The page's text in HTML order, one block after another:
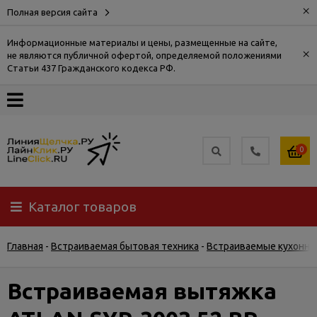
Полная версия сайта ×
Информационные материалы и цены, размещенные на сайте,
не являются публичной офертой, определяемой положениями
Статьи 437 Гражданского кодекса РФ.
×
О
Доставка
Самовывоз
Гарантия
0
Каталог товаров
Главная - Встраиваемая бытовая техника - Встраиваемые
Встраиваемая вытяжка